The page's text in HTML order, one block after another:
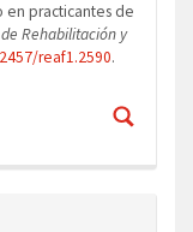
en practicantes de
Rehabilitación y
reaf1.2590.